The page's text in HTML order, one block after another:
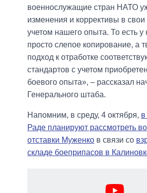
военнослужащие стран НАТО
изменения и коррективы в свои
учетом нашего опыта. То есть у
просто слепое копирование, а
подход к отработке
стандартов с учетом
боевого опыта», – рассказал
Генерального штаба.
Напомним, в среду, 4 октября,
Раде планируют рассмотреть
отставки Муженко в связи со
складе боеприпасов в